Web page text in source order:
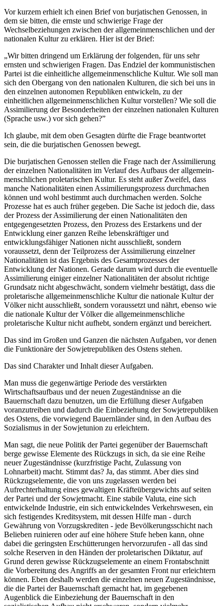
Vor kurzem erhielt ich einen Brief von burjatischen Genossen, in
dem sie bitten, die ernste und schwierige Frage der
Wechselbeziehungen zwischen der allgemeinmenschlichen und der
nationalen Kultur zu erklären. Hier ist der Brief:
„Wir bitten dringend um Erklärung der folgenden, für uns sehr
ernsten und schwierigen Fragen. Das Endziel der kommunistischen
Partei ist die einheitliche allgemeinmenschliche Kultur. Wie soll man
sich den Obergang von den nationalen Kulturen, die sich bei uns in
den einzelnen autonomen Republiken entwickeln, zu der
einheitlichen allgemeinmenschlichen Kultur vorstellen? Wie soll die
Assimilierung der Besonderheiten der einzelnen nationalen Kulturen
(Sprache usw.) vor sich gehen?”
Ich glaube, mit dem oben Gesagten dürfte die Frage beantwortet
sein, die die burjatischen Genossen bewegt.
Die burjatischen Genossen stellen die Frage nach der Assimilierung
der einzelnen Nationalitäten im Verlauf des Aufbaus der allgemein-
menschlichen proletarischen Kultur. Es steht außer Zweifel, dass
manche Nationalitäten einen Assimilierungsprozess durchmachen
können und wohl bestimmt auch durchmachen werden. Solche
Prozesse hat es auch früher gegeben. Die Sache ist jedoch die, dass
der Prozess der Assimilierung der einen Nationalitäten den
entgegengesetzten Prozess, den Prozess des Erstarkens und der
Entwicklung einer ganzen Reihe lebenskräftiger und
entwicklungsfähiger Nationen nicht ausschließt, sondern
voraussetzt, denn der Teilprozess der Assimilierung einzelner
Nationalitäten ist das Ergebnis des Gesamtprozesses der
Entwicklung der Nationen. Gerade darum wird durch die eventuelle
Assimilierung einiger einzelner Nationalitäten der absolut richtige
Grundsatz nicht abgeschwächt, sondern vielmehr bestätigt, dass die
proletarische allgemeinmenschliche Kultur die nationale Kultur der
Völker nicht ausschließt, sondern voraussetzt und nährt, ebenso wie
die nationale Kultur der Völker die allgemeinmenschliche
proletarische Kultur nicht aufhebt, sondern ergänzt und bereichert.
Das sind im Großen und Ganzen die nächsten Aufgaben, vor denen
die Funktionäre der Sowjetrepubliken des Ostens stehen.
Das sind Charakter und Inhalt dieser Aufgaben.
Man muss die gegenwärtige Periode des verstärkten
Wirtschaftsaufbaus und der neuen Zugeständnisse an die
Bauernschaft dazu benutzen, um die Erfüllung dieser Aufgaben
voranzutreiben und dadurch die Einbeziehung der Sowjetrepubliken
des Ostens, die vorwiegend Bauernländer sind, in den Aufbau des
Sozialismus in der Sowjetunion zu erleichtern.
Man sagt, die neue Politik der Partei gegenüber der Bauernschaft
berge gewisse Elemente des Rückzugs in sich, da sie eine Reihe
neuer Zugeständnisse (kurzfristige Pacht, Zulassung von
Lohnarbeit) macht. Stimmt das? Ja, das stimmt. Aber dies sind
Rückzugselemente, die von uns zugelassen werden bei
Aufrechterhaltung eines gewaltigen Kräfteübergewichts auf seiten
der Partei und der Sowjetmacht. Eine stabile Valuta, eine sich
entwickelnde Industrie, ein sich entwickelndes Verkehrswesen, ein
sich festigendes Kreditsystem, mit dessen Hilfe man - durch
Gewährung von Vorzugskrediten - jede Bevölkerungsschicht nach
Belieben ruinieren oder auf eine höhere Stufe heben kann, ohne
dabei die geringsten Erschütterungen hervorzurufen - all das sind
solche Reserven in den Händen der proletarischen Diktatur, auf
Grund deren gewisse Rückzugselemente an einem Frontabschnitt
die Vorbereitung des Angriffs an der gesamten Front nur erleichtern
können. Eben deshalb werden die einzelnen neuen Zugeständnisse,
die die Partei der Bauernschaft gemacht hat, im gegebenen
Augenblick die Einbeziehung der Bauernschaft in den